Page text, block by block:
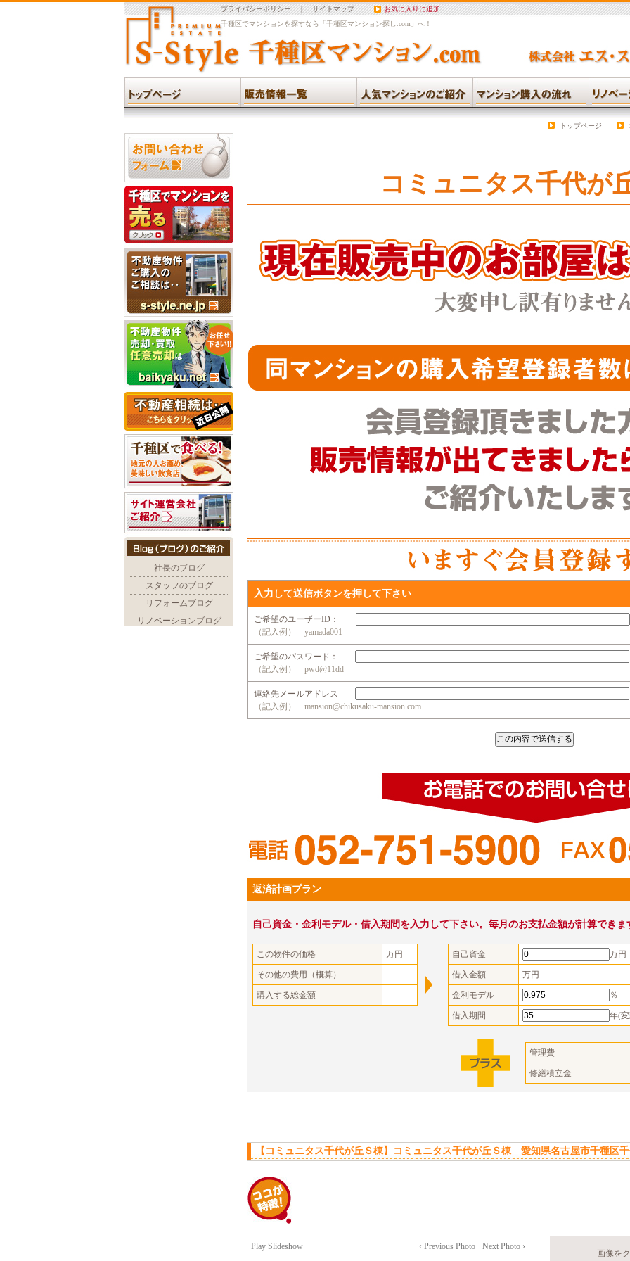
プライバシーポリシー｜サイトマップ
お気に入りに追加
千種区でマンションを探すなら「千種区マンション探し.com」へ！
トップページ
コミュニタス千代が
入力して送信ボタンを押して下さい
ご希望のユーザーID：
（記入例） yamada001
ご希望のパスワード：
（記入例） pwd@11dd
連絡先メールアドレス
（記入例） mansion@chikusaku-mansion.com
返済計画プラン
自己資金・金利モデル・借入期間を入力して下さい。毎月のお支払金額が計算できま
この物件の価格 万円
その他の費用（概算）
購入する総金額
自己資金 万円
借入金額 万円
金利モデル ％
借入期間 年(
管理費
修繕積立金
【コミュニタス千代が丘Ｓ棟】コミュニタス千代が丘Ｓ棟 愛知県名古屋市千種区
Play Slideshow ‹ Previous Photo Next Photo ›
画像を